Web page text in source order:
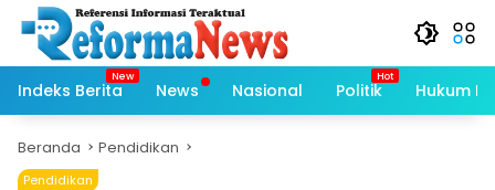
Langsung
konten
Indeks Berita
News Nasional Politik Hukum
Beranda Pendidikan
Pendidikan